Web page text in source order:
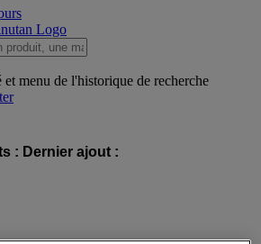
menu de l'historique de recherche
: Dernier ajout :